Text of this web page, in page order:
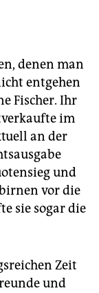
denen man
entgehen
Fischer. Ihr
im
an der
und
vor die
sie sogar die
Zeit
und